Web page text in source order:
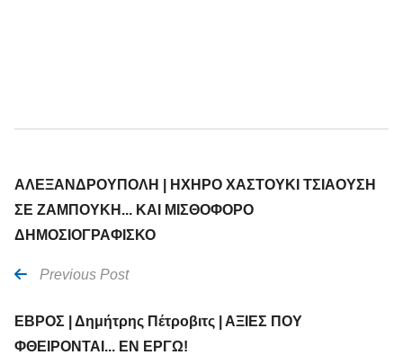
ΑΛΕΞΑΝΔΡΟΥΠΟΛΗ | ΗΧΗΡΟ ΧΑΣΤΟΥΚΙ ΤΣΙΑΟΥΣΗ
ΣΕ ΖΑΜΠΟΥΚΗ... ΚΑΙ ΜΙΣΘΟΦΟΡΟ
ΔΗΜΟΣΙΟΓΡΑΦΙΣΚΟ
Previous Post
ΕΒΡΟΣ | Δημήτρης Πέτροβιτς | ΑΞΙΕΣ ΠΟΥ
ΦΘΕΙΡΟΝΤΑΙ... ΕΝ ΕΡΓΩ!